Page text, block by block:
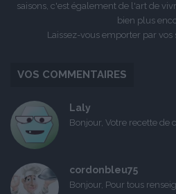
saisons, c'est également de l'art de
bien plus
Laissez-vous emporter par vos
VOS COMMENTAIRES
Laly
Bonjour, Votre recette de
cordonbleu75
Bonjour, Pour tous